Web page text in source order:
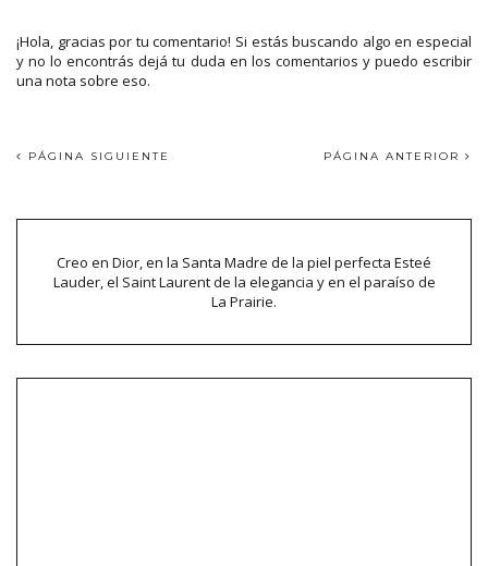
¡Hola, gracias por tu comentario! Si estás buscando algo en especial
y no lo encontrás dejá tu duda en los comentarios y puedo escribir
una nota sobre eso.
PÁGINA SIGUIENTE PÁGINA ANTERIOR
Creo en Dior, en la Santa Madre de la piel perfecta Esteé
Lauder, el Saint Laurent de la elegancia y en el paraíso de
La Prairie.